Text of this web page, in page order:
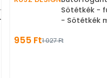
Matt
szövet
Sötétkék -
- Sötétkék
955 Ft1 027 Ft